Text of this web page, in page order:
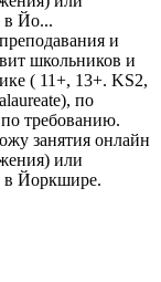
в Йо...
и
школьников и
( 11+, 13+. KS2,
по
требованию.
занятия онлайн
или
в Йоркшире.